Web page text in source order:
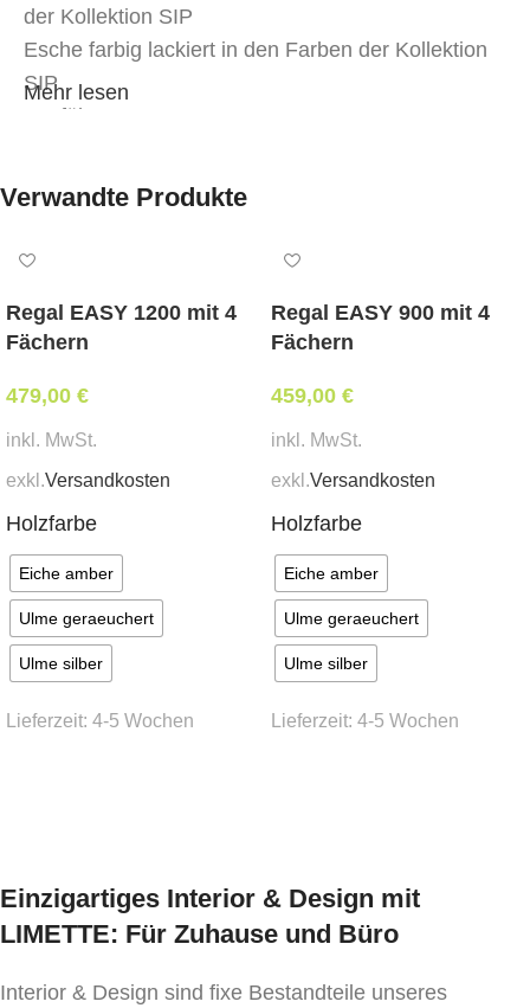
der Kollektion SIP
Esche farbig lackiert in den Farben der Kollektion
SIP
Ausführung:
höhenverstellbar
Breite 53 cm, Tiefe 53 cm, Sitzhöhe 61 – 73 cm
Mindes
Lieferzeit:
ca. 4 – 5 Wochen
Mehr lesen
Verwandte Produkte
Regal EASY 1200 mit 4
Fächern
479,00 €
inkl. MwSt.
exkl.Versandkosten
Holzfarbe
Eiche amber
Ulme geraeuchert
Ulme silber
Lieferzeit: 4-5 Wochen
Regal EASY 900 mit 4
Fächern
459,00 €
inkl. MwSt.
exkl.Versandkosten
Holzfarbe
Eiche amber
Ulme geraeuchert
Ulme silber
Lieferzeit: 4-5 Wochen
Einzigartiges Interior & Design mit
LIMETTE: Für Zuhause und Büro
Interior & Design sind fixe Bestandteile unseres